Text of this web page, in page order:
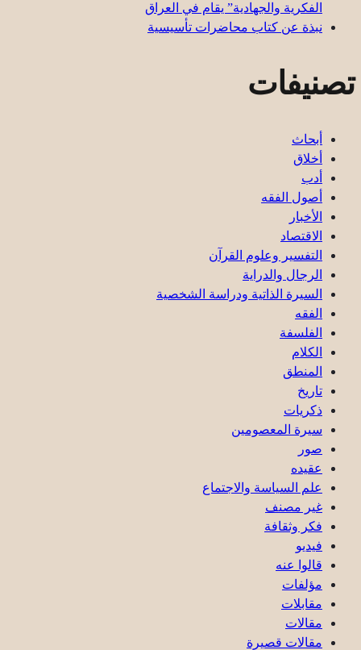
الفكرية والجهادية” يقام في العراق
نبذة عن كتاب محاضرات تأسيسية
تصنيفات
أبحاث
أخلاق
أدب
أصول الفقه
الأخبار
الاقتصاد
التفسير وعلوم القرآن
الرجال والدراية
السيرة الذاتية ودراسة الشخصية
الفقه
الفلسفة
الكلام
المنطق
تاريخ
ذكریات
سيرة المعصومين
صور
عقیده
علم السياسة والاجتماع
غير مصنف
فكر وثقافة
فيديو
قالوا عنه
مؤلفات
مقابلات
مقالات
مقالات قصيرة